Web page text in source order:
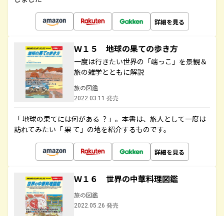
詳細を見る
Ｗ１５ 地球の果ての歩き方
一度は行きたい世界の「端っこ」を景観＆
旅の雑学とともに解説
旅の図鑑
2022.03.11 発売
「 地球の果てには何がある ？」。本書は、旅人として一度は
訪れてみたい「 果 て」の地を紹介するものです。
詳細を見る
Ｗ１６ 世界の中華料理図鑑
旅の図鑑
2022.05.26 発売